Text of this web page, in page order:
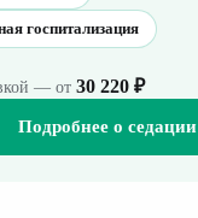
госпитализация
— от 30 220 ₽
Подробнее о седации